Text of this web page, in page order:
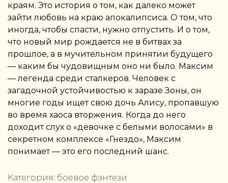
краям. Это история о том, как далеко может
зайти любовь на краю апокалипсиса. О том, что
иногда, чтобы спасти, нужно отпустить. И о том,
что новый мир рождается не в битвах за
прошлое, а в мучительном принятии будущего
— каким бы чудовищным оно ни было. Максим
— легенда среди сталкеров. Человек с
загадочной устойчивостью к заразе Зоны, он
многие годы ищет свою дочь Алису, пропавшую
во время хаоса вторжения. Когда до него
доходит слух о «девочке с белыми волосами» в
секретном комплексе «Гнездо», Максим
понимает — это его последний шанс.
Категория: боевое фэнтези